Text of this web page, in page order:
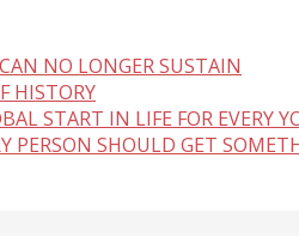
NO LONGER SUSTAIN
HISTORY
START IN LIFE FOR EVERY
SHOULD GET